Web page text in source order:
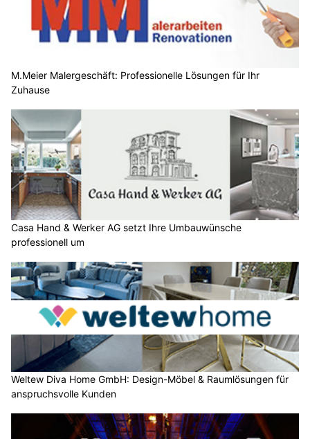
M.Meier Malergeschäft: Professionelle Lösungen für Ihr
Zuhause
Casa Hand & Werker AG setzt Ihre Umbauwünsche
professionell um
Weltew Diva Home GmbH: Design-Möbel & Raumlösungen für
anspruchsvolle Kunden